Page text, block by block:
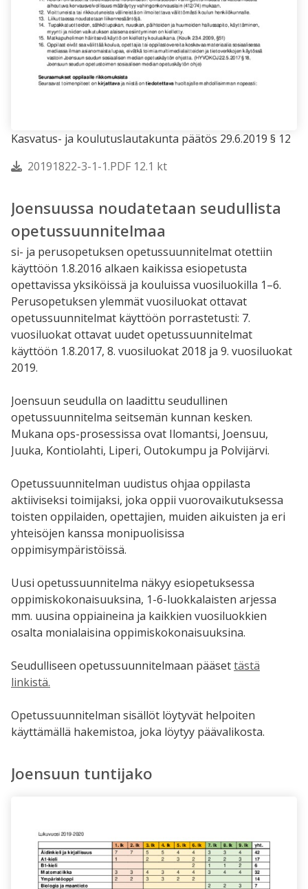
Kasvatus- ja koulutuslautakunta päätös 29.6.2019 § 12
20191822-3-1-1.PDF 12.1 kt
Joensuussa noudatetaan seudullista
opetussuunnitelmaa
si- ja perusopetuksen opetussuunnitelmat otettiin
käyttöön 1.8.2016 alkaen kaikissa esiopetusta
opettavissa yksiköissä ja kouluissa vuosiluokilla 1–6.
Perusopetuksen ylemmät vuosiluokat ottavat
opetussuunnitelmat käyttöön porrastetusti: 7.
vuosiluokat ottavat uudet opetussuunnitelmat
käyttöön 1.8.2017, 8. vuosiluokat 2018 ja 9. vuosiluokat
2019.
Joensuun seudulla on laadittu seudullinen
opetussuunnitelma seitsemän kunnan kesken.
Mukana ops-prosessissa ovat Ilomantsi, Joensuu,
Juuka, Kontiolahti, Liperi, Outokumpu ja Polvijärvi.
Opetussuunnitelman uudistus ohjaa oppilasta
aktiiviseksi toimijaksi, joka oppii vuorovaikutuksessa
toisten oppilaiden, opettajien, muiden aikuisten ja eri
yhteisöjen kanssa monipuolisissa
oppimisympäristöissä.
Uusi opetussuunnitelma näkyy esiopetuksessa
oppimiskokonaisuuksina, 1-6-luokkalaisten arjessa
mm. uusina oppiaineina ja kaikkien vuosiluokkien
osalta monialaisina oppimiskokonaisuuksina.
Seudulliseen opetussuunnitelmaan pääsettästä
linkistä.
Opetussuunnitelman sisällöt löytyvät helpoiten
käyttämällä hakemistoa, joka löytyy päävalikosta.
Joensuun tuntijako